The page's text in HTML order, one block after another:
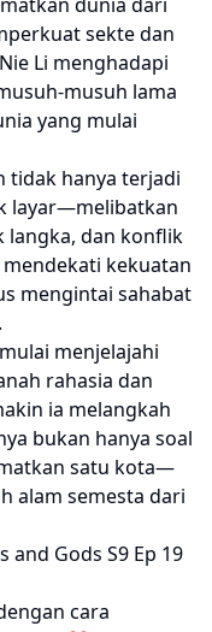
sekte dan
Li menghadapi
musuh lama
yang mulai
tidak hanya terjadi
layar—melibatkan
langka, dan konflik
kekuatan
mengintai sahabat
menjelajahi
rahasia dan
ia melangkah
bukan hanya soal
satu kota—
alam semesta dari
and Gods S9 Ep 19
cara